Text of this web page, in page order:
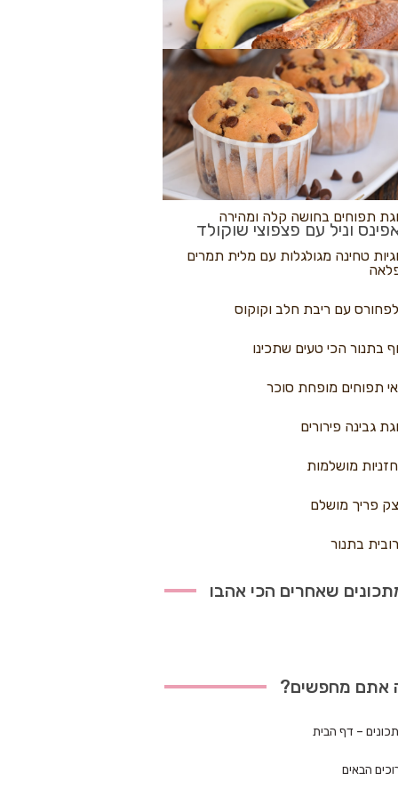
פיצה
בננות
וניל עם פצפוצי שוקולד
נקראים
תפוחים בחושה קלה ומהירה
טחינה מגולגלות עם מלית תמרים
עם ריבת חלב וקוקוס
בתנור הכי טעים שתכינו
תפוחים מופחת סוכר
גבינה פירורים
מושלמות
פריך מושלם
בתנור
שאחרים הכי אהבו
אתם מחפשים?
– דף הבית
הבאים